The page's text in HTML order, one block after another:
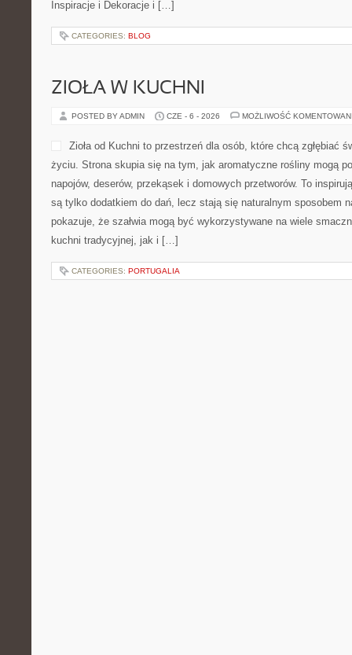
Inspiracje i Dekoracje i […]
CATEGORIES: BLOG
ZIOŁA W KUCHNI
POSTED BY ADMIN CZE - 6 - 2026 MOŻLIWOŚĆ
Zioła od Kuchni to przestrzeń dla osób, które chcą zgłębiać
życiu. Strona skupia się na tym, jak aromatyczne rośliny mogą
napojów, deserów, przekąsek i domowych przetworów. To
są tylko dodatkiem do dań, lecz stają się naturalnym sposobem
pokazuje, że szałwia mogą być wykorzystywane na wiele
kuchni tradycyjnej, jak i […]
CATEGORIES: PORTUGALIA